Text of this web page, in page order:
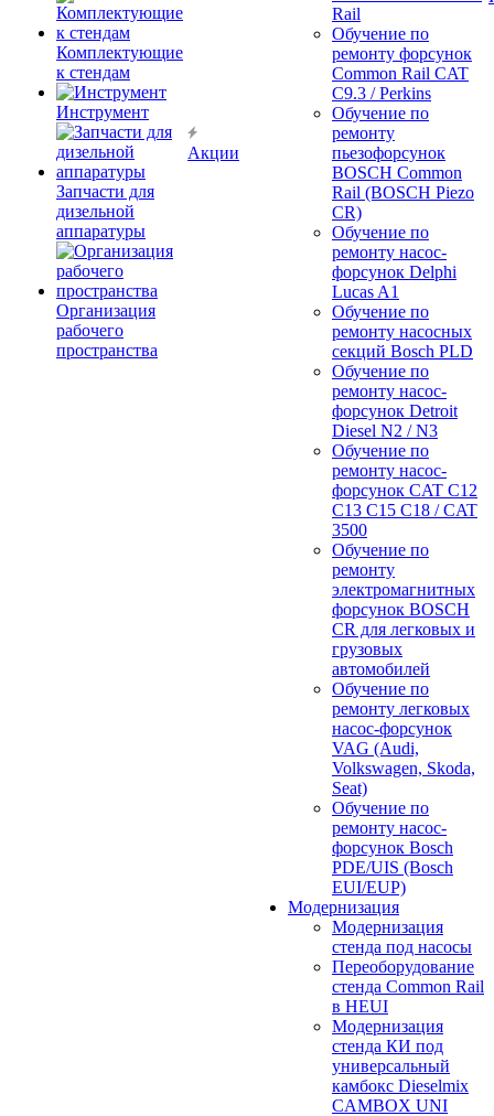
Комплектующие
к стендам
Инструмент
Запчасти для
дизельной
аппаратуры
Организация
рабочего
пространства
Акции
Rail
Обучение по
ремонту форсунок
Common Rail CAT
C9.3 / Perkins
Обучение по
ремонту
пьезофорсунок
BOSCH Common
Rail (BOSCH Piezo
CR)
Обучение по
ремонту насос-
форсунок Delphi
Lucas A1
Обучение по
ремонту насосных
секций Bosch PLD
Обучение по
ремонту насос-
форсунок Detroit
Diesel N2 / N3
Обучение по
ремонту насос-
форсунок CAT C12
C13 C15 C18 / CAT
3500
Обучение по
ремонту
электромагнитных
форсунок BOSCH
CR для легковых и
грузовых
автомобилей
Обучение по
ремонту легковых
насос-форсунок
VAG (Audi,
Volkswagen, Skoda,
Seat)
Обучение по
ремонту насос-
форсунок Bosch
PDE/UIS (Bosch
EUI/EUP)
Модернизация
Модернизация
стенда под насосы
Переоборудование
стенда Common Rail
в HEUI
Модернизация
стенда КИ под
универсальный
камбокс Dieselmix
CAMBOX UNI